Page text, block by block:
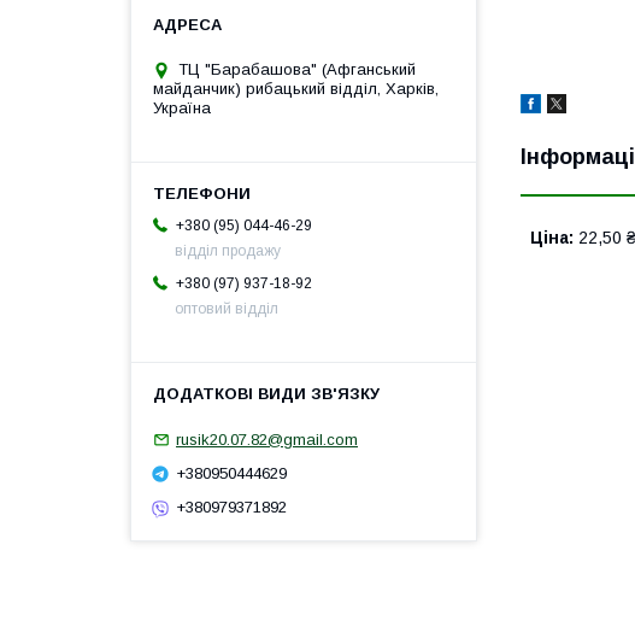
Ціна: 22,50 ₴
ТЦ "Барабашова" (Афганський
майданчик) рибацький відділ, Харків,
Україна
+380 (95) 044-46-29
відділ продажу
+380 (97) 937-18-92
оптовий відділ
rusik20.07.82@gmail.com
+380950444629
+380979371892